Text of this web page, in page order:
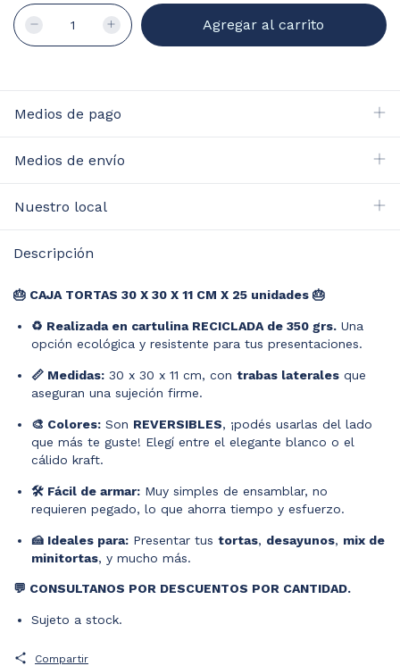
Medios de pago
Medios de envío
Nuestro local
Descripción
🎂 CAJA TORTAS 30 X 30 X 11 CM X 25 unidades 🎂
♻️ Realizada en cartulina RECICLADA de 350 grs. Una
opción ecológica y resistente para tus presentaciones.
📏 Medidas: 30 x 30 x 11 cm, con trabas laterales que
aseguran una sujeción firme.
🎨 Colores: Son REVERSIBLES, ¡podés usarlas del lado
que más te guste! Elegí entre el elegante blanco o el
cálido kraft.
🛠️ Fácil de armar: Muy simples de ensamblar, no
requieren pegado, lo que ahorra tiempo y esfuerzo.
🍰 Ideales para: Presentar tus tortas, desayunos, mix de
minitortas, y mucho más.
💬 CONSULTANOS POR DESCUENTOS POR CANTIDAD.
Sujeto a stock.
Compartir